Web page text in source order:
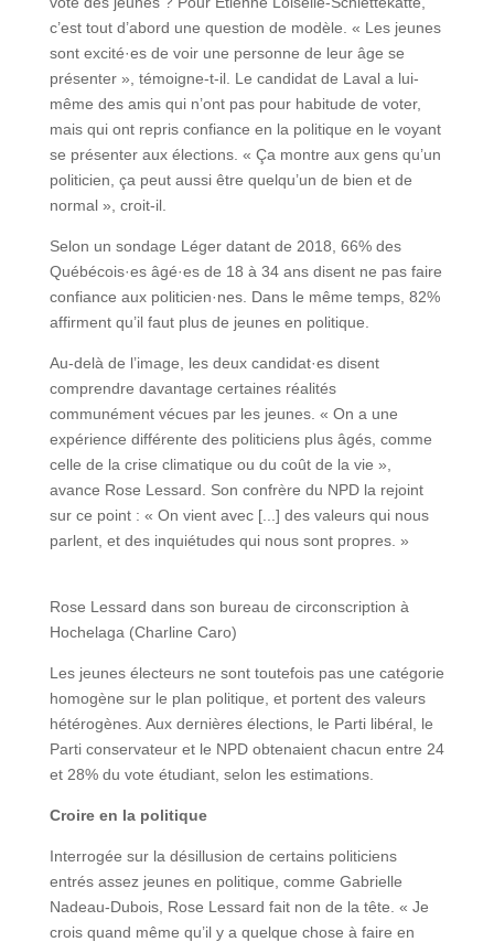
c’est tout d’abord une question de modèle. « Les jeunes
sont excité·es de voir une personne de leur âge se
présenter », témoigne-t-il. Le candidat de Laval a lui-
même des amis qui n’ont pas pour habitude de voter,
mais qui ont repris confiance en la politique en le voyant
se présenter aux élections. « Ça montre aux gens qu’un
politicien, ça peut aussi être quelqu’un de bien et de
normal », croit-il.
Selon un sondage Léger datant de 2018, 66% des
Québécois·es âgé·es de 18 à 34 ans disent ne pas faire
confiance aux politicien·nes. Dans le même temps, 82%
affirment qu’il faut plus de jeunes en politique.
Au-delà de l’image, les deux candidat·es disent
comprendre davantage certaines réalités
communément vécues par les jeunes. « On a une
expérience différente des politiciens plus âgés, comme
celle de la crise climatique ou du coût de la vie »,
avance Rose Lessard. Son confrère du NPD la rejoint
sur ce point : « On vient avec [...] des valeurs qui nous
parlent, et des inquiétudes qui nous sont propres. »
Rose Lessard dans son bureau de circonscription à
Hochelaga (Charline Caro)
Les jeunes électeurs ne sont toutefois pas une catégorie
homogène sur le plan politique, et portent des valeurs
hétérogènes. Aux dernières élections, le Parti libéral, le
Parti conservateur et le NPD obtenaient chacun entre 24
et 28% du vote étudiant, selon les estimations.
Croire en la politique
Interrogée sur la désillusion de certains politiciens
entrés assez jeunes en politique, comme Gabrielle
Nadeau-Dubois, Rose Lessard fait non de la tête. « Je
crois quand même qu’il y a quelque chose à faire en